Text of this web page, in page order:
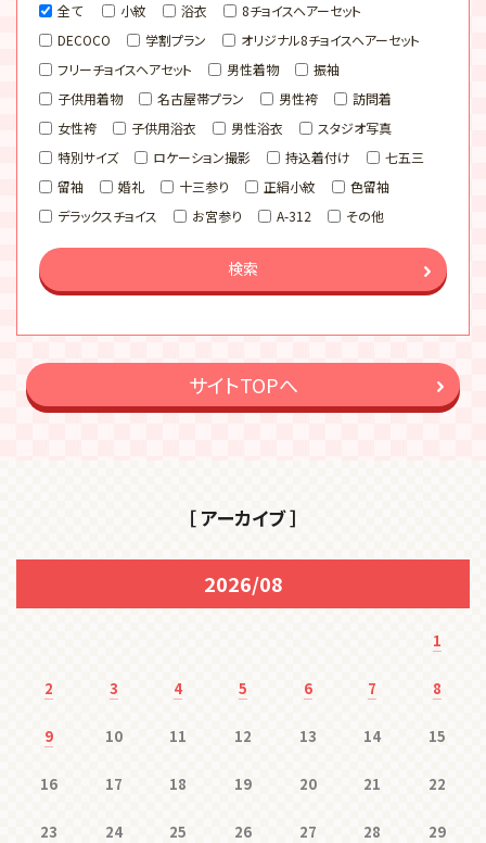
全て 小紋 浴衣
8チョイスヘアーセット
DECOCO
学割プラン
オリジナル8チョイスヘアーセット
フリーチョイスヘアセット
男性着物
振袖
子供用着物
名古屋帯プラン 男性袴
訪問着
女性袴
子供用浴衣 男性浴衣
スタジオ写真
特別サイズ
ロケーション撮影 持込着付け
七五三
留袖
婚礼 十三参り 正絹小紋
色留袖
デラックスチョイス
お宮参り A-312 その他
検索
サイトTOPへ
［ アーカイブ ］
2026/08
1
2 3 4 5 6 7 8
9 10 11 12 13 14 15
16 17 18 19 20 21 22
23 24 25 26 27 28 29